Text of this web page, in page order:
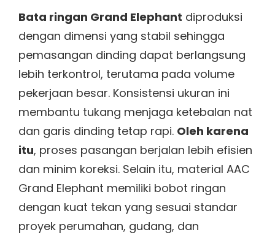
Bata ringan Grand Elephant diproduksi
dengan dimensi yang stabil sehingga
pemasangan dinding dapat berlangsung
lebih terkontrol, terutama pada volume
pekerjaan besar. Konsistensi ukuran ini
membantu tukang menjaga ketebalan nat
dan garis dinding tetap rapi. Oleh karena
itu, proses pasangan berjalan lebih efisien
dan minim koreksi. Selain itu, material AAC
Grand Elephant memiliki bobot ringan
dengan kuat tekan yang sesuai standar
proyek perumahan, gudang, dan